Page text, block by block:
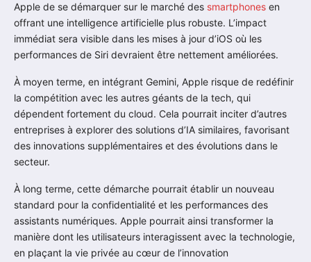
Apple de se démarquer sur le marché des smartphones en
offrant une intelligence artificielle plus robuste. L’impact
immédiat sera visible dans les mises à jour d’iOS où les
performances de Siri devraient être nettement améliorées.
À moyen terme, en intégrant Gemini, Apple risque de redéfinir
la compétition avec les autres géants de la tech, qui
dépendent fortement du cloud. Cela pourrait inciter d’autres
entreprises à explorer des solutions d’IA similaires, favorisant
des innovations supplémentaires et des évolutions dans le
secteur.
À long terme, cette démarche pourrait établir un nouveau
standard pour la confidentialité et les performances des
assistants numériques. Apple pourrait ainsi transformer la
manière dont les utilisateurs interagissent avec la technologie,
en plaçant la vie privée au cœur de l’innovation